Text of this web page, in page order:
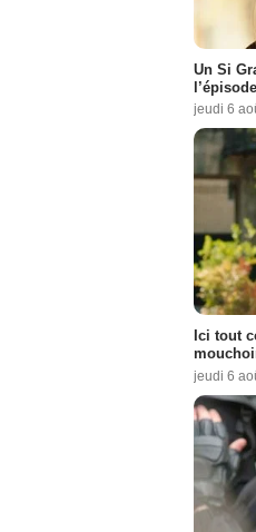
Un Si
jeudi 6
Ici tout
jeudi 6